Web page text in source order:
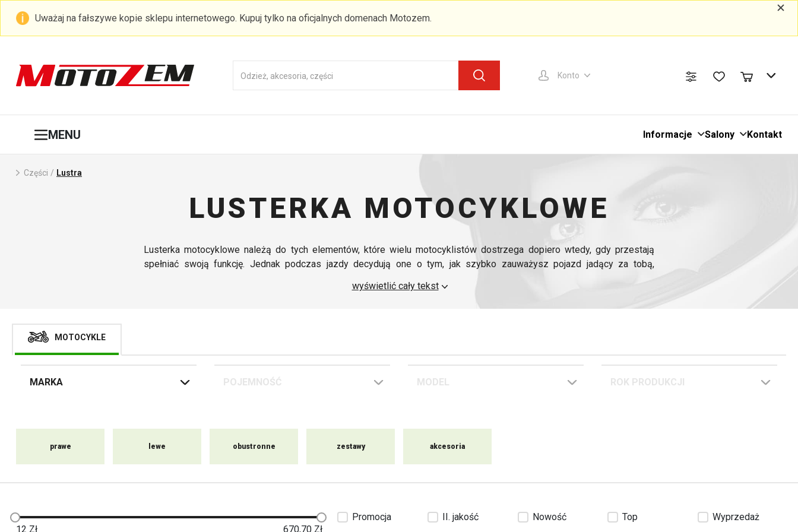
Uważaj na fałszywe kopie sklepu internetowego. Kupuj tylko na oficjalnych domenach Motozem.
Konto
MENU Informacje Salony Kontakt
Części / Lustra
LUSTERKA MOTOCYKLOWE
Lusterka motocyklowe należą do tych elementów, które wielu motocyklistów dostrzega dopiero wtedy, gdy przestają
spełniać swoją funkcję. Jednak podczas jazdy decydują one o tym, jak szybko zauważysz pojazd jadący za tobą,
motocykla nie są zatem tylko dodatkiem stylistycznym, ale ważnym elementem wyposażenia każdego motocykla.
wyświetlić cały tekst
MOTOCYKLE
MARKA POJEMNOŚĆ MODEL ROK PRODUKCJI
prawe lewe obustronne zestawy akcesoria
12 Zł 670,70 Zł
Promocja II. jakość Nowość Top Wyprzedaż